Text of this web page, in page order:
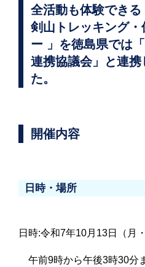
全活動も体験できる
剣山トレッキング
ー 」を徳島県では
連携協議会」と連携
た。
開催内容
日時・場所
日時:令和7年10月13日（月・
午前9時から午後3時30分